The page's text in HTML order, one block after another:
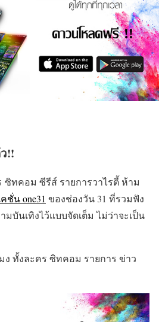
!!
ทคอม ซีรีส์ รายการวาไรตี้ ห้าม
ชั่น one31 ของช่องวัน 31 ที่รวมฟัง
บันเทิงไว้แบบจัดเต็ม ไม่ว่าจะเป็น
ง ทั้งละคร ซิทคอม รายการ ข่าว